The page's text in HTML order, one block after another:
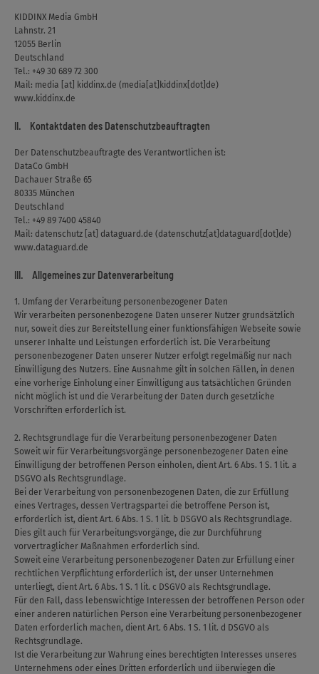
KIDDINX Media GmbH
Lahnstr. 21
12055 Berlin
Deutschland
Tel.: +49 30 689 72 300
Mail: media [at] kiddinx.de (media[at]kiddinx[dot]de)
www.kiddinx.de
II. Kontaktdaten des Datenschutzbeauftragten
Der Datenschutzbeauftragte des Verantwortlichen ist:
DataCo GmbH
Dachauer Straße 65
80335 München
Deutschland
Tel.: +49 89 7400 45840
Mail: datenschutz [at] dataguard.de (datenschutz[at]dataguard[dot]de)
www.dataguard.de
III. Allgemeines zur Datenverarbeitung
1. Umfang der Verarbeitung personenbezogener Daten
Wir verarbeiten personenbezogene Daten unserer Nutzer grundsätzlich
nur, soweit dies zur Bereitstellung einer funktionsfähigen Webseite sowie
unserer Inhalte und Leistungen erforderlich ist. Die Verarbeitung
personenbezogener Daten unserer Nutzer erfolgt regelmäßig nur nach
Einwilligung des Nutzers. Eine Ausnahme gilt in solchen Fällen, in denen
eine vorherige Einholung einer Einwilligung aus tatsächlichen Gründen
nicht möglich ist und die Verarbeitung der Daten durch gesetzliche
Vorschriften erforderlich ist.
2. Rechtsgrundlage für die Verarbeitung personenbezogener Daten
Soweit wir für Verarbeitungsvorgänge personenbezogener Daten eine
Einwilligung der betroffenen Person einholen, dient Art. 6 Abs. 1 S. 1 lit. a
DSGVO als Rechtsgrundlage.
Bei der Verarbeitung von personenbezogenen Daten, die zur Erfüllung
eines Vertrages, dessen Vertragspartei die betroffene Person ist,
erforderlich ist, dient Art. 6 Abs. 1 S. 1 lit. b DSGVO als Rechtsgrundlage.
Dies gilt auch für Verarbeitungsvorgänge, die zur Durchführung
vorvertraglicher Maßnahmen erforderlich sind.
Soweit eine Verarbeitung personenbezogener Daten zur Erfüllung einer
rechtlichen Verpflichtung erforderlich ist, der unser Unternehmen
unterliegt, dient Art. 6 Abs. 1 S. 1 lit. c DSGVO als Rechtsgrundlage.
Für den Fall, dass lebenswichtige Interessen der betroffenen Person oder
einer anderen natürlichen Person eine Verarbeitung personenbezogener
Daten erforderlich machen, dient Art. 6 Abs. 1 S. 1 lit. d DSGVO als
Rechtsgrundlage.
Ist die Verarbeitung zur Wahrung eines berechtigten Interesses unseres
Unternehmens oder eines Dritten erforderlich und überwiegen die